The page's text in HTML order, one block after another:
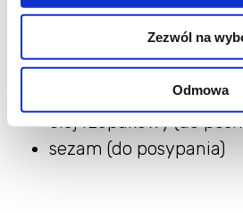
Zezwól na
Odmowa
2 łyżeczki rozmarynu
posiekanego)
sól, kolorowy pieprz
olej rzepakowy (do
sezam (do posypania)